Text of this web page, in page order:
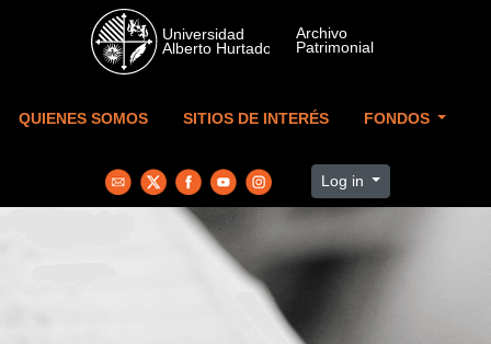
Skip to main content
QUIENES SOMOS SITIOS DE INTERÉS FONDOS
Log in